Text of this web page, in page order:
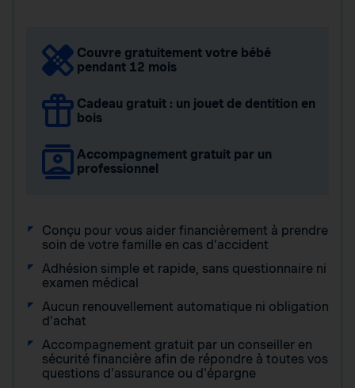
Couvre gratuitement votre bébé
pendant 12 mois
Cadeau gratuit : un jouet de dentition en
bois
Accompagnement gratuit par un
professionnel
Conçu pour vous aider financièrement à prendre
soin de votre famille en cas d’accident
Adhésion simple et rapide, sans questionnaire ni
examen médical
Aucun renouvellement automatique ni obligation
d’achat
Accompagnement gratuit par un conseiller en
sécurité financière afin de répondre à toutes vos
questions d'assurance ou d'épargne